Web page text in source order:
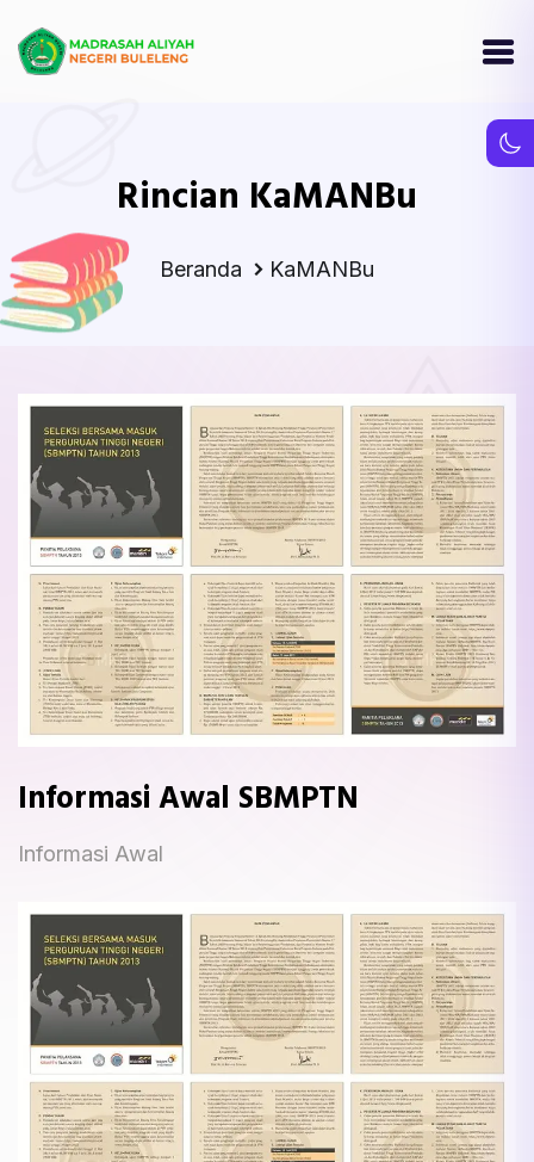
Rincian KaMANBu
Beranda KaMANBu
Informasi Awal SBMPTN
Informasi Awal